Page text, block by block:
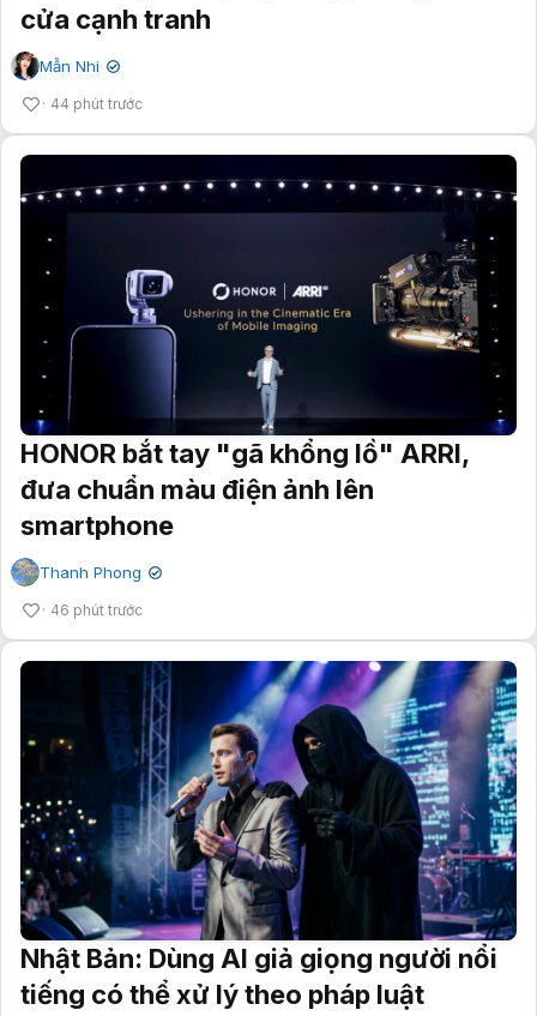
cửa cạnh tranh
Mẫn Nhi ✔
44 phút trước
HONOR bắt tay "gã khổng lồ" ARRI,
đưa chuẩn màu điện ảnh lên
smartphone
Thanh Phong ✔
46 phút trước
Nhật Bản: Dùng AI giả giọng người nổi
tiếng có thể xử lý theo pháp luật